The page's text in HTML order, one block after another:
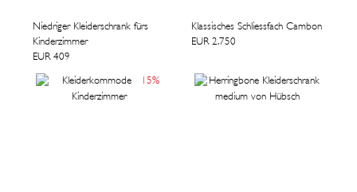
Niedriger Kleiderschrank fürs
Kinderzimmer
EUR 409
Klassisches Schliessfach Cambon
EUR 2.750
15%